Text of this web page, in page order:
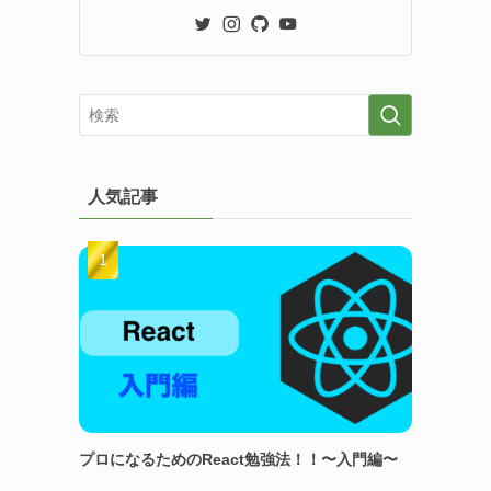
人気記事
プロになるためのReact勉強法！！〜入門編〜